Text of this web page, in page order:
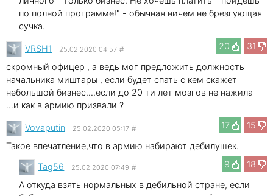
по полной программе!" - обычная ничем не брезгующая
сучка.
20
31
VRSH1 25.02.2020 04:57 #
скромный офицер , а ведь мог предложить должность
начальника миштары , если будет спать с кем скажет -
небольшой бизнес....если до 20 ти лет мозгов не нажила
...и как в армию призвали ?
17
15
Vovaputin 25.02.2020 05:17 #
Такое впечатление,что в армию набирают дебилушек.
9
18
Tag56 25.02.2020 07:49 #
А откуда взять нормальных в дебильной стране, если